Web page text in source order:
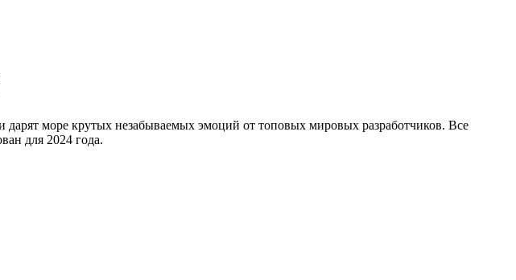
море крутых незабываемых эмоций от топовых мировых разработчиков. Все
для 2024 года.